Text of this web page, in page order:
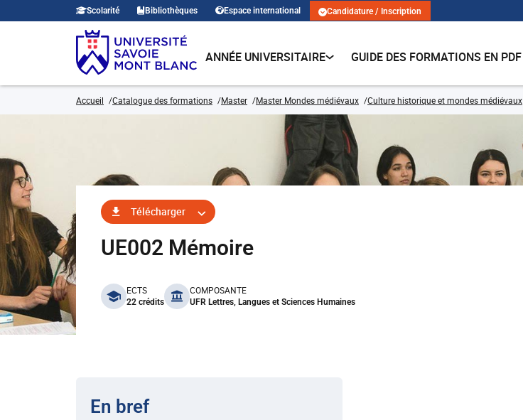
Scolarité Bibliothèques Espace international Candidature / Inscription
ANNÉE UNIVERSITAIRE GUIDE DES FORMATIONS EN PDF
Accueil Catalogue des formations Master Master Mondes médiévaux Culture historique et mondes médiévaux
Télécharger
UE002 Mémoire
benefits
ECTS
22 crédits
COMPOSANTE
UFR Lettres, Langues et Sciences Humaines
En bref